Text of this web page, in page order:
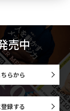
売中
らから
録する